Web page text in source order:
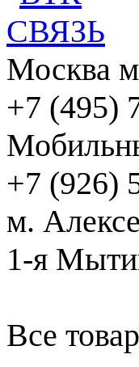
Москва
+7 (495)
+7 (926)
м.
1-я
Все